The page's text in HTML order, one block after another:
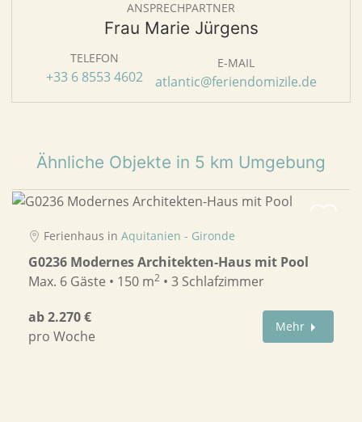
ANSPRECHPARTNER
Frau Marie Jürgens
TELEFON
+33 6 8553 4602
E-MAIL
atlantic@feriendomizile.de
Ähnliche Objekte in 5 km Umgebung
Ferienhaus in Aquitanien - Gironde
G0236 Modernes Architekten-Haus mit Pool
Max. 6 Gäste • 150 m2 • 3 Schlafzimmer
ab 2.270 €
pro Woche
Mehr